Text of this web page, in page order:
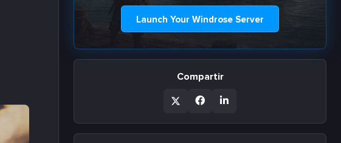
Launch Your Windrose Server
Compartir